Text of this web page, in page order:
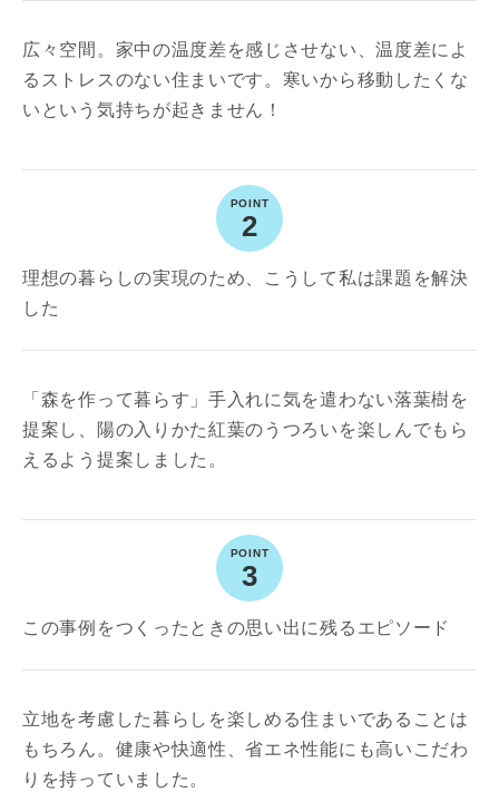
広々空間。家中の温度差を感じさせない、温度差によ
るストレスのない住まいです。寒いから移動したくな
いという気持ちが起きません！
2
理想の暮らしの実現のため、こうして私は課題を解決
した
「森を作って暮らす」手入れに気を遣わない落葉樹を
提案し、陽の入りかた紅葉のうつろいを楽しんでもら
えるよう提案しました。
3
この事例をつくったときの思い出に残るエピソード
立地を考慮した暮らしを楽しめる住まいであることは
もちろん。健康や快適性、省エネ性能にも高いこだわ
りを持っていました。